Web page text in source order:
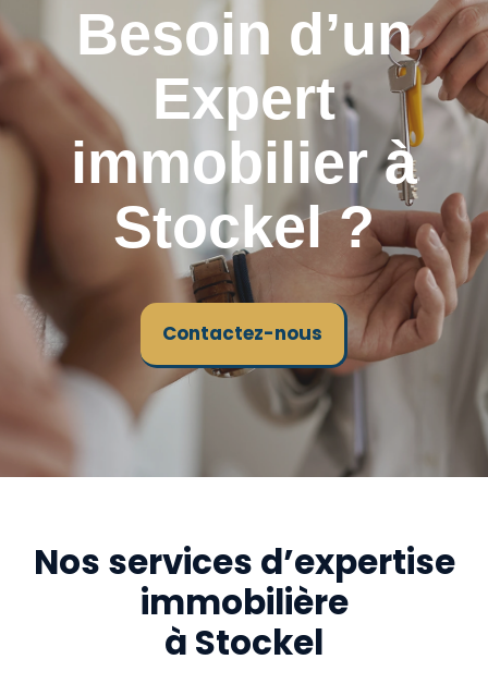
Besoin d’un
Expert
immobilier à
Stockel ?
Contactez-nous
Nos services d’expertise
immobilière
à Stockel